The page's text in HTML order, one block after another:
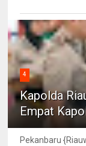
4
Kapolda
Empat
Pekanbaru